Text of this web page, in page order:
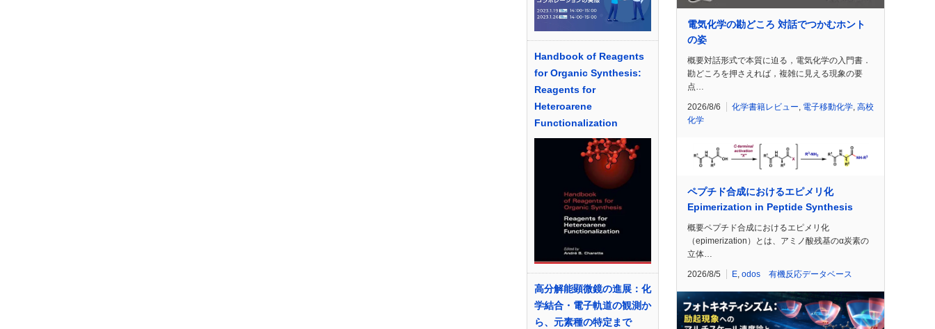
Handbook of Reagents
for Organic Synthesis:
Reagents for
Heteroarene
Functionalization
高分解能顕微鏡の進展：化
学結合・電子軌道の観測か
ら、元素種の特定まで
電気化学の勘どころ 対話でつかむホント
の姿
概要対話形式で本質に迫る，電気化学の入門書．
勘どころを押さえれば，複雑に見える現象の要
点…
2026/8/6 化学書籍レビュー 電子移動化学 高校
化学
ペプチド合成におけるエピメリ化
Epimerization in Peptide Synthesis
概要ペプチド合成におけるエピメリ化
（epimerization）とは、アミノ酸残基のα炭素の
立体…
2026/8/5 E odos 有機反応データベース